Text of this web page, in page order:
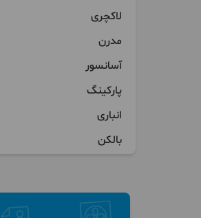
لاکچری
مدرن
آسانسور
پارکینگ
انباری
بالکن